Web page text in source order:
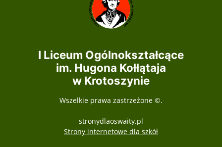
I Liceum Ogólnokształcące
im. Hugona Kołłątaja
w Krotoszynie
Wszelkie prawa zastrzeżone ©.
stronydlaoswaity.pl
Strony internetowe dla szkółotwiera się w